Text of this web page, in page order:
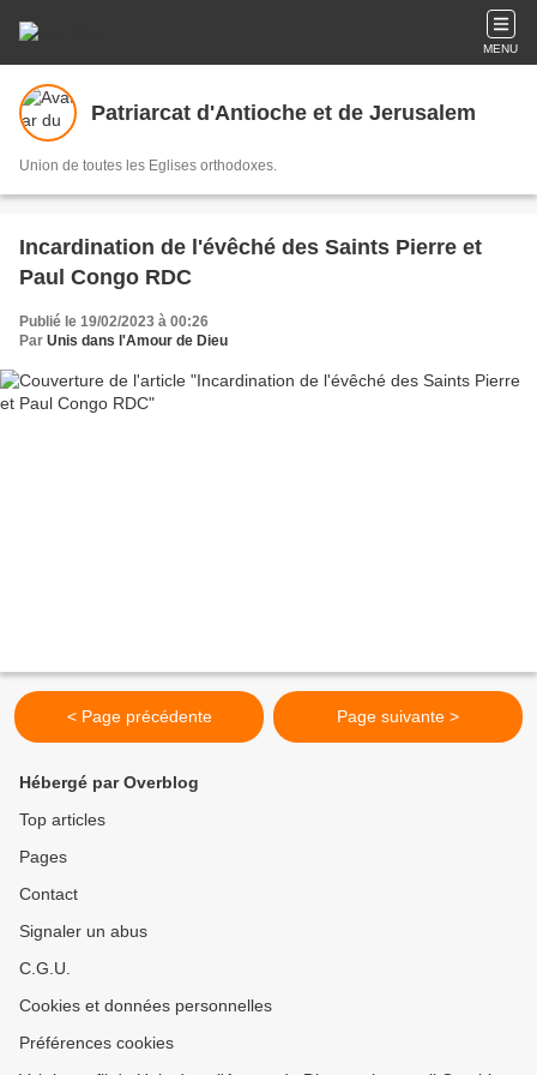
MENU
Patriarcat d'Antioche et de Jerusalem
Union de toutes les Eglises orthodoxes.
Incardination de l'évêché des Saints Pierre et
Paul Congo RDC
Publié le 19/02/2023 à 00:26
Par Unis dans l'Amour de Dieu
< Page précédente Page suivante >
Hébergé par Overblog
Top articles
Pages
Contact
Signaler un abus
C.G.U.
Cookies et données personnelles
Préférences cookies